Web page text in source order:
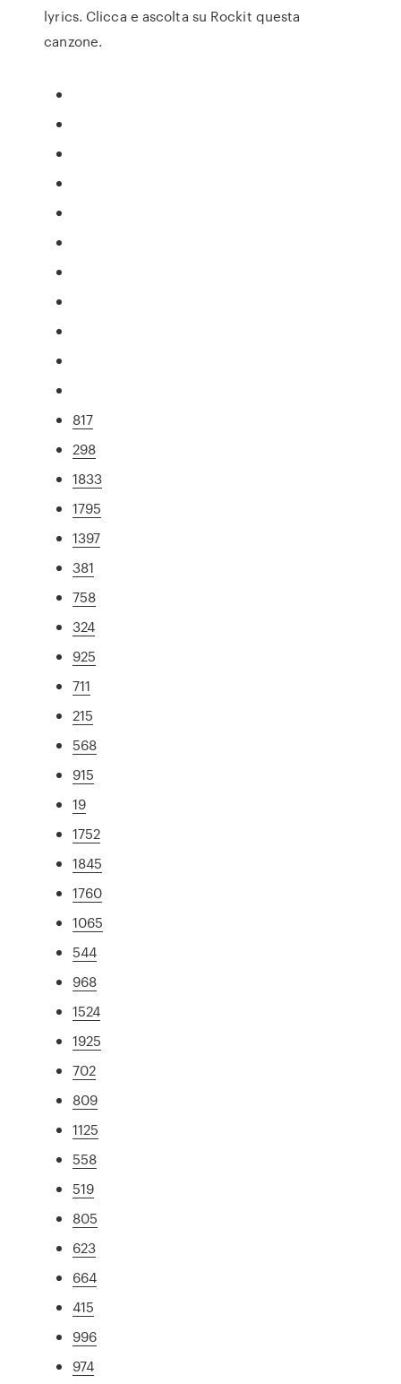
lyrics. Clicca e ascolta su Rockit questa
canzone.
817
298
1833
1795
1397
381
758
324
925
711
215
568
915
19
1752
1845
1760
1065
544
968
1524
1925
702
809
1125
558
519
805
623
664
415
996
974